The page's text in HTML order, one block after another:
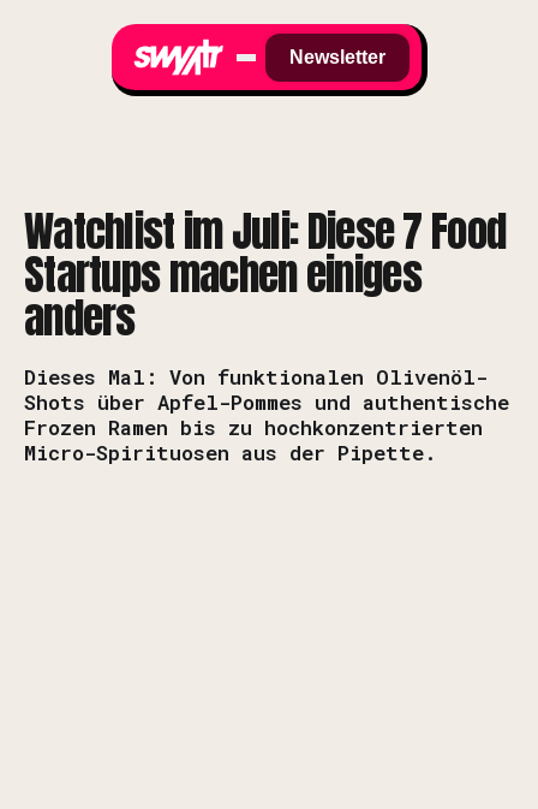
Newsletter
Watchlist im Juli: Diese 7 Food
Startups machen einiges
anders
Dieses Mal: Von funktionalen Olivenöl-
Shots über Apfel-Pommes und authentische
Frozen Ramen bis zu hochkonzentrierten
Micro-Spirituosen aus der Pipette.